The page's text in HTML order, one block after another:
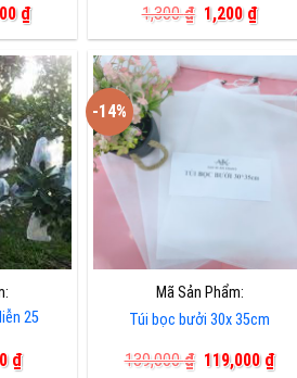
₫.
₫Giá
hiện
tại
là:
80,000 ₫.
1,300₫ Giá
gốc
là:
1,300 ₫.
1,200 ₫Giá
hiện
tại
1,200
25
₫Giá
-14%
Mã Sản Phẩm:
Túi bọc bưởi 30x 35cm
139,000₫ Giá
119,000 ₫Giá